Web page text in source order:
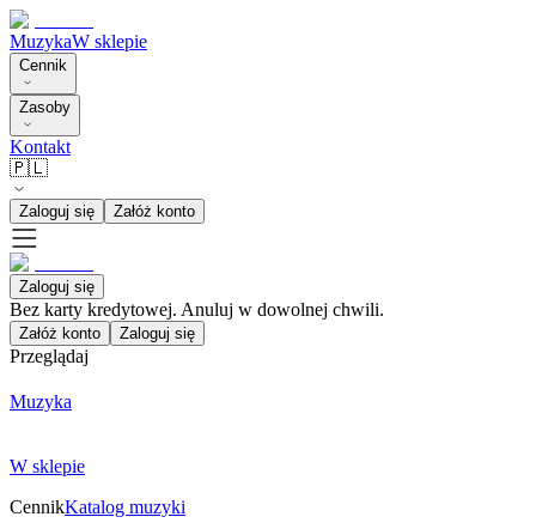
MuzykaW sklepie
Cennik
Zasoby
Kontakt
🇵🇱
Zaloguj się Załóż konto
Zaloguj się
Bez karty kredytowej. Anuluj w dowolnej chwili.
Załóż konto Zaloguj się
Przeglądaj
Muzyka
W sklepie
CennikKatalog muzyki